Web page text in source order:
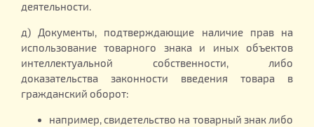
деятельности.
д) Документы, подтверждающие наличие прав на
использование товарного знака и иных объектов
интеллектуальной собственности, либо
доказательства законности введения товара в
гражданский оборот:
например, свидетельство на товарный знак либо